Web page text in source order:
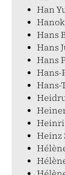
Han
Hans
Hans
Hans
Hans-
Hans-
Heinz